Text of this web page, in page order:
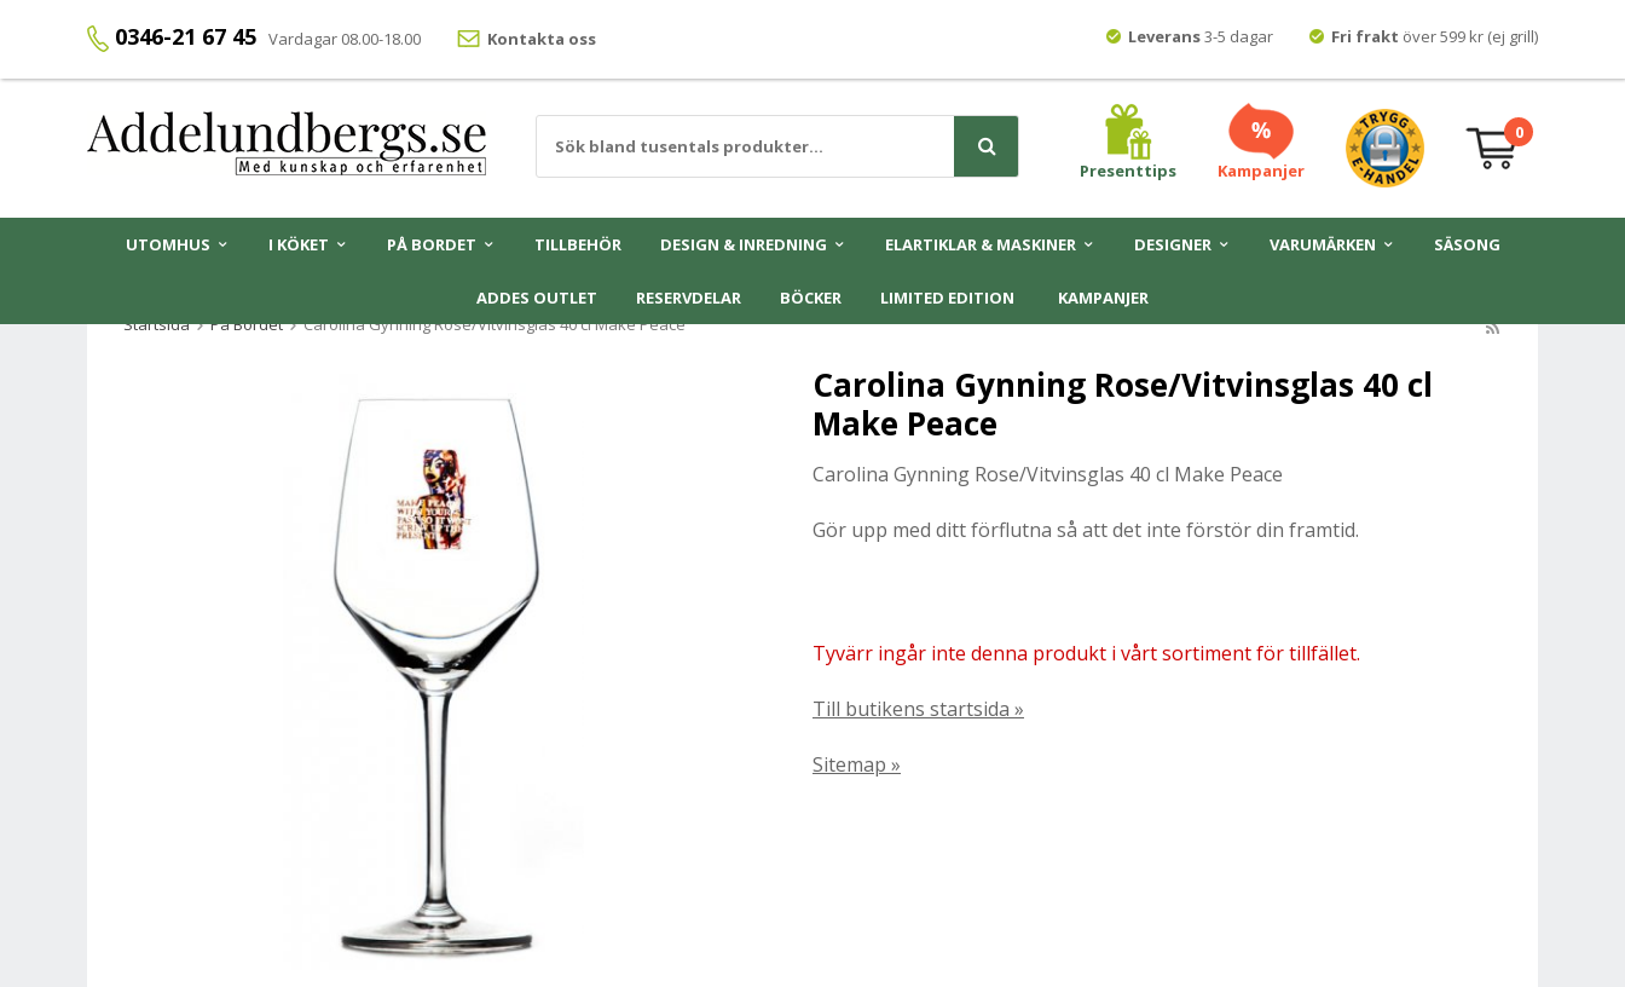
0346-21 67 45 Vardagar 08.00-18.00 Kontakta oss Leverans3-5 dagar Fri frakt över 599 kr (ej grill)
Presenttips Kampanjer
0
UTOMHUS I KÖKET PÅ BORDET TILLBEHÖR DESIGN & INREDNING ELARTIKLAR & MASKINER DESIGNER VARUMÄRKEN SÄSONG
ADDES OUTLET RESERVDELAR BÖCKER LIMITED EDITION
KAMPANJER
Startsida
På Bordet Carolina Gynning Rose/Vitvinsglas 40 cl Make Peace
Carolina Gynning Rose/Vitvinsglas 40 cl
Make Peace
Carolina Gynning Rose/Vitvinsglas 40 cl Make Peace
Gör upp med ditt förflutna så att det inte förstör din framtid.
Tyvärr ingår inte denna produkt i vårt sortiment för tillfället.
Till butikens startsida »
Sitemap »